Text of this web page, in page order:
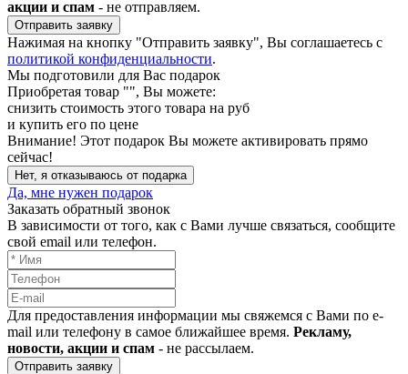
акции и спам - не отправляем.
Отправить заявку
Нажимая на кнопку "Отправить заявку", Вы соглашаетесь с
политикой конфиденциальности.
Мы подготовили для Вас подарок
Приобретая товар "", Вы можете:
снизить стоимость этого товара на руб
и купить его по цене
Внимание! Этот подарок Вы можете активировать прямо
сейчас!
Нет, я отказываюсь от подарка
Да, мне нужен подарок
Заказать обратный звонок
В зависимости от того, как с Вами лучше связаться, сообщите
свой email или телефон.
Для предоставления информации мы свяжемся с Вами по e-
mail или телефону в самое ближайшее время. Рекламу,
новости, акции и спам - не рассылаем.
Отправить заявку